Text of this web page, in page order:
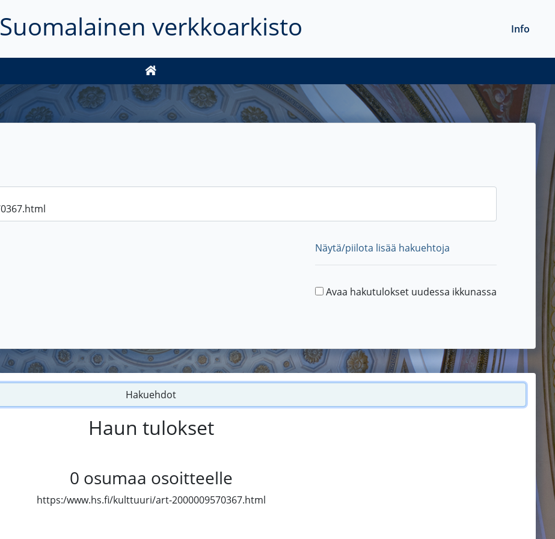
Suomalainen verkkoarkisto Info
Näytä/piilota lisää hakuehtoja
Avaa hakutulokset uudessa ikkunassa
Hakuehdot
Haun tulokset
0 osumaa osoitteelle
https:/www.hs.fi/kulttuuri/art-2000009570367.html